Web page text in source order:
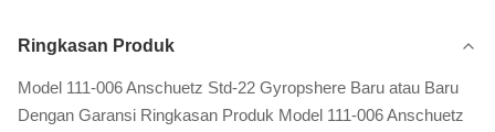
Ringkasan Produk
Model 111-006 Anschuetz Std-22 Gyropshere Baru atau Baru
Dengan Garansi Ringkasan Produk Model 111-006 Anschuetz